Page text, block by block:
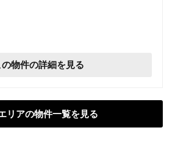
の物件の詳細を見る
リアの物件一覧を見る